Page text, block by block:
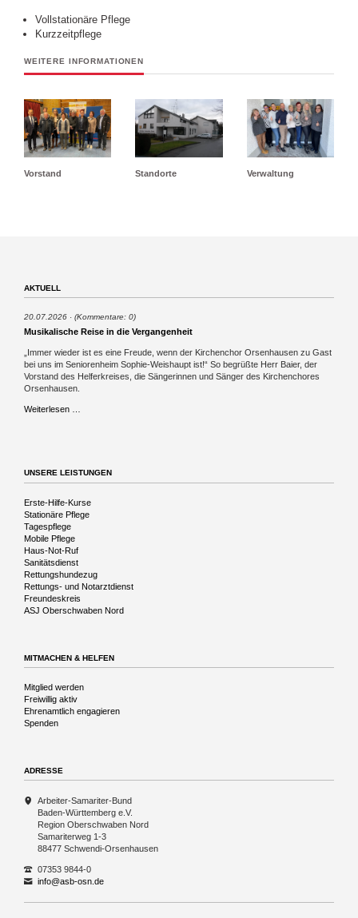
Vollstationäre Pflege
Kurzzeitpflege
WEITERE INFORMATIONEN
Vorstand Standorte Verwaltung
AKTUELL
20.07.2026 (Kommentare: 0)
Musikalische Reise in die Vergangenheit
„Immer wieder ist es eine Freude, wenn der Kirchenchor Orsenhausen zu Gast
bei uns im Seniorenheim Sophie-Weishaupt ist!“ So begrüßte Herr Baier, der
Vorstand des Helferkreises, die Sängerinnen und Sänger des Kirchenchores
Orsenhausen.
Weiterlesen …
UNSERE LEISTUNGEN
Navigation
überspringen
Erste-Hilfe-Kurse
Stationäre Pflege
Tagespflege
Mobile Pflege
Haus-Not-Ruf
Sanitätsdienst
Rettungshundezug
Rettungs- und Notarztdienst
Freundeskreis
ASJ Oberschwaben Nord
MITMACHEN & HELFEN
Navigation
überspringen
Mitglied werden
Freiwillig aktiv
Ehrenamtlich engagieren
Spenden
ADRESSE
Arbeiter-Samariter-Bund
Baden-Württemberg e.V.
Region Oberschwaben Nord
Samariterweg 1-3
88477 Schwendi-Orsenhausen
07353 9844-0
info@asb-osn.de